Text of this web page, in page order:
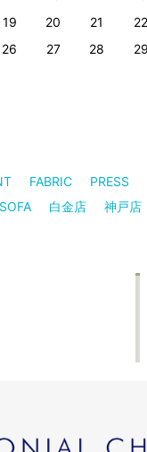
19 20 21 22
26 27 28 29
FABRIC
PRESS
SOFA 白金店 神戸店